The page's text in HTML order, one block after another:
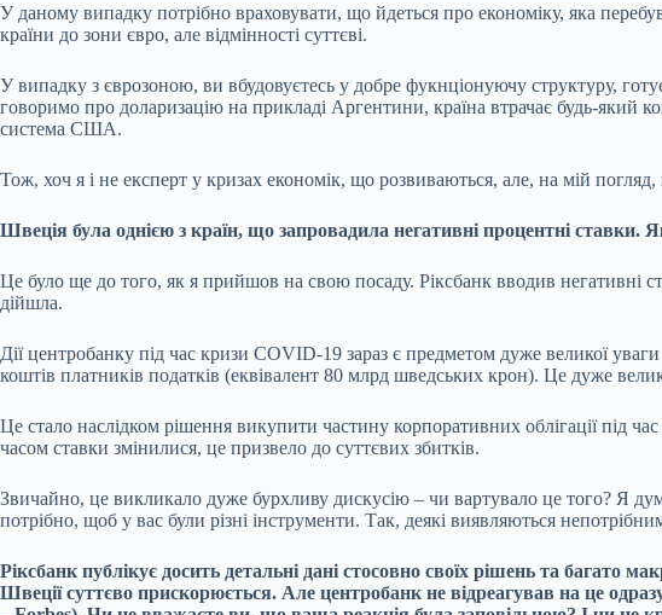
У даному випадку потрібно враховувати, що йдеться про економіку, яка
країни до зони євро, але відмінності суттєві.
У випадку з єврозоною, ви вбудовуєтесь у добре фукнціонуючу структуру,
говоримо про доларизацію на прикладі Аргентини, країна втрачає будь-який
система США.
Тож, хоч я і не експерт у кризах економік, що розвиваються, але, на мій
Швеція була однією з країн, що запровадила негативні процентні ставки.
Це було ще до того, як я прийшов на свою посаду. Ріксбанк вводив негативні
дійшла.
Дії центробанку під час кризи COVID-19 зараз є предметом дуже великої уваги
коштів платників податків (еквівалент 80 млрд шведських крон). Це дуже
Це стало наслідком рішення викупити частину корпоративних облігації під
часом ставки змінилися, це призвело до суттєвих збитків.
Звичайно, це викликало дуже бурхливу дискусію – чи вартувало це того? Я
потрібно, щоб у вас були різні інструменти. Так, деякі виявляються
Ріксбанк публікує досить детальні дані стосовно своїх рішень та багато
Швеції суттєво прискорюється. Але центробанк не відреагував на це